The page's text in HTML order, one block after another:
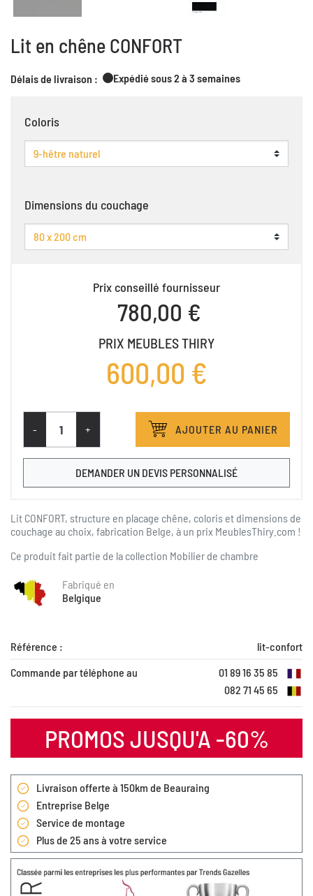
Lit en chêne CONFORT
Délais de livraison : Expédié sous 2 à 3 semaines
Coloris
Dimensions du couchage
Prix conseillé fournisseur
780,00 €
PRIX MEUBLES THIRY
600,00 €
- + AJOUTER AU PANIER
DEMANDER UN DEVIS PERSONNALISÉ
Lit CONFORT, structure en placage chêne, coloris et dimensions de
couchage au choix, fabrication Belge, à un prix MeublesThiry.com !
Ce produit fait partie de la collection Mobilier de chambre
Fabriqué en
Belgique
Référence :
lit-confort
Commande par téléphone au
01 89 16 35 85
082 71 45 65
PROMOS JUSQU'A -60%
Livraison offerte à 150km de Beauraing
Entreprise Belge
Service de montage
Plus de 25 ans à votre service